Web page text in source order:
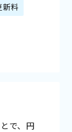
新料
で、円